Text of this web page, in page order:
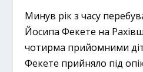
Минув рік з часу
Йосипа Фекете на
чотирма прийомними
Фекете прийняло під